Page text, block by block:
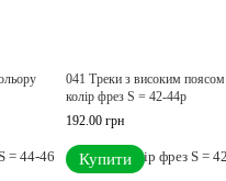
041 Треки з високим поясом
колір фрез S = 42-44p
192.00 грн
Купити